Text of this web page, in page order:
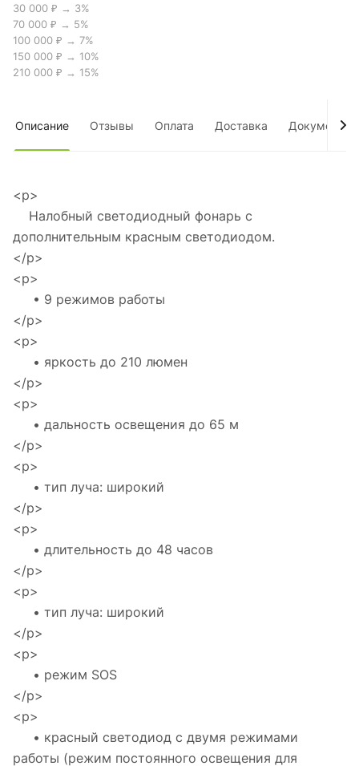
30 000 ₽ → 3%
70 000 ₽ → 5%
100 000 ₽ → 7%
150 000 ₽ → 10%
210 000 ₽ → 15%
Описание Отзывы Оплата Доставка Документы
<p>
Налобный светодиодный фонарь с
дополнительным красным светодиодом.
</p>
<p>
• 9 режимов работы
</p>
<p>
• яркость до 210 люмен
</p>
<p>
• дальность освещения до 65 м
</p>
<p>
• тип луча: широкий
</p>
<p>
• длительность до 48 часов
</p>
<p>
• тип луча: широкий
</p>
<p>
• режим SOS
</p>
<p>
• красный светодиод с двумя режимами
работы (режим постоянного освещения для